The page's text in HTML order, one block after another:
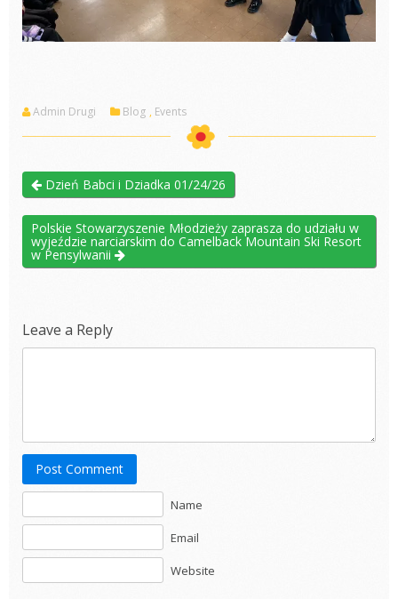
Admin Drugi Blog , Events
Dzień Babci i Dziadka 01/24/26
Polskie Stowarzyszenie Młodzieży zaprasza do udziału w
wyjeździe narciarskim do Camelback Mountain Ski Resort
w Pensylwanii
Leave a Reply
Post Comment
Name
Email
Website